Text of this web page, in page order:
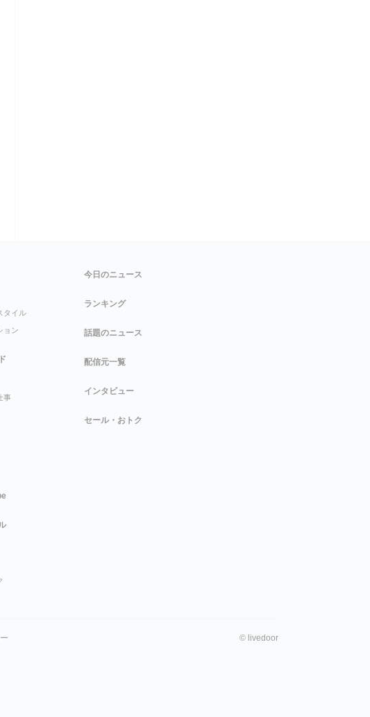
タイル
ョン
事
今日のニュース
ランキング
話題のニュース
配信元一覧
インタビュー
セール・おトク
© livedoor